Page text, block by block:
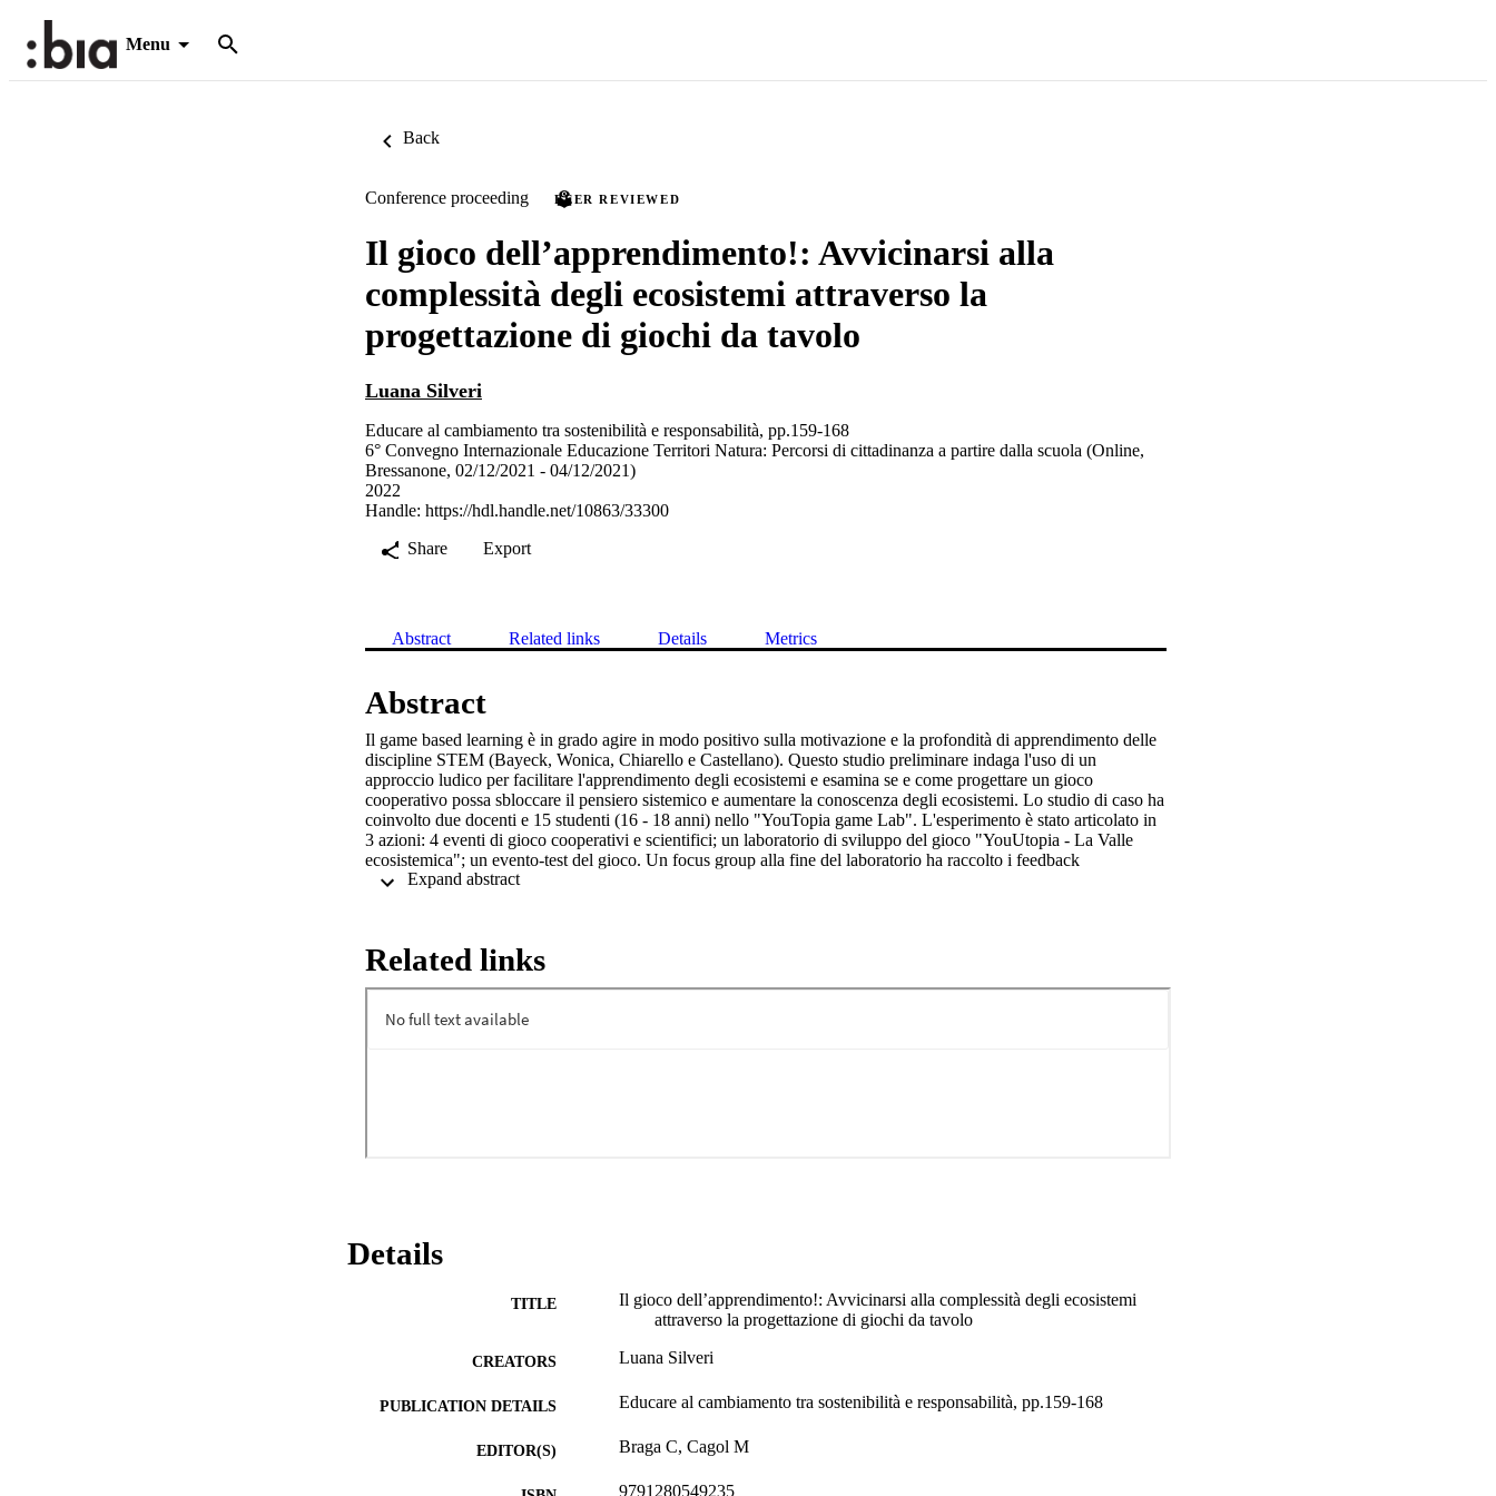
Menu
Back
Conference proceeding PEER REVIEWED
Il gioco dell’apprendimento!: Avvicinarsi alla
complessità degli ecosistemi attraverso la
progettazione di giochi da tavolo
Luana Silveri
Educare al cambiamento tra sostenibilità e responsabilità, pp.159-168
6° Convegno Internazionale Educazione Territori Natura: Percorsi di cittadinanza a partire dalla scuola (Online,
Bressanone, 02/12/2021 - 04/12/2021)
2022
Handle: https://hdl.handle.net/10863/33300
Share
Export
Abstract Related links Details Metrics
Abstract
Il game based learning è in grado agire in modo positivo sulla motivazione e la profondità di apprendimento delle
discipline STEM (Bayeck, Wonica, Chiarello e Castellano). Questo studio preliminare indaga l'uso di un
approccio ludico per facilitare l'apprendimento degli ecosistemi e esamina se e come progettare un gioco
cooperativo possa sbloccare il pensiero sistemico e aumentare la conoscenza degli ecosistemi. Lo studio di caso ha
coinvolto due docenti e 15 studenti (16 - 18 anni) nello "YouTopia game Lab". L'esperimento è stato articolato in
3 azioni: 4 eventi di gioco cooperativi e scientifici; un laboratorio di sviluppo del gioco "YouUtopia - La Valle
ecosistemica"; un evento-test del gioco. Un focus group alla fine del laboratorio ha raccolto i feedback
sull'efficacia del metodo per aumentare l'interesse e le conoscenze in ecologia. La ricerca rivela che i giochi
Expand abstract
Related links
Details
TITLE
Il gioco dell’apprendimento!: Avvicinarsi alla complessità degli ecosistemi
attraverso la progettazione di giochi da tavolo
CREATORS Luana Silveri
PUBLICATION DETAILS Educare al cambiamento tra sostenibilità e responsabilità, pp.159-168
EDITOR(S) Braga C, Cagol M
9791280549235